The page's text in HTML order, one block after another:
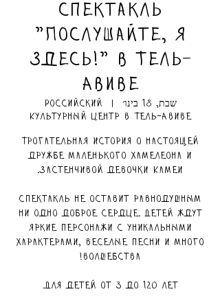
Спектакль
"Послушайте, я
здесь!" в Тель-
Авиве
שבת, 18 בינו׳
Российский
Культурный центр в Тель-Авиве
Трогательная история о настоящей
дружбе маленького хамелеона и
Спектакль не оставит равнодушным
ни одно доброе сердце. Детей ждут
яркие персонажи с уникальными
характерами, веселые песни и много
Для детей от 3 до 120 лет.